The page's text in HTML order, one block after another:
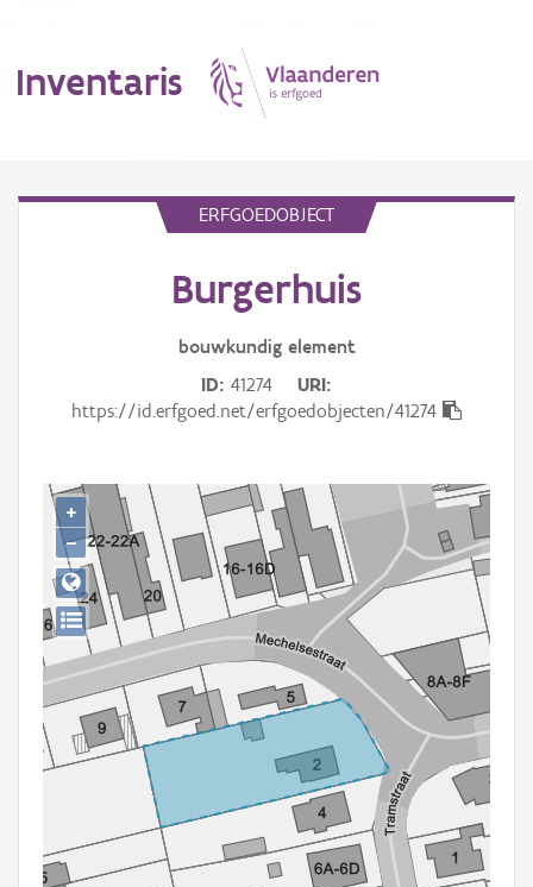
Inventaris
Gebeurtenis
Persoon of collectief
Downloads
Hergebruik
Aanmelden
ERFGOEDOBJECT
Burgerhuis
bouwkundig element
ID 41274
URI
https://id.erfgoed.net/erfgoedobjecten/41274
+
−